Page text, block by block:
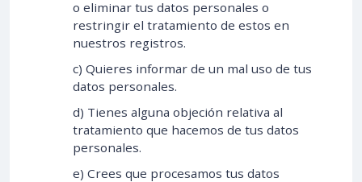
o eliminar tus datos personales o
restringir el tratamiento de estos en
nuestros registros.
c) Quieres informar de un mal uso de tus
datos personales.
d) Tienes alguna objeción relativa al
tratamiento que hacemos de tus datos
personales.
e) Crees que procesamos tus datos